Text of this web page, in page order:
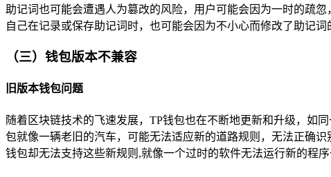
助记词也可能会遭遇人为篡改的风险，用户可能会因为一时的疏
自己在记录或保存助记词时，也可能会因为不小心而修改了助记
（三）钱包版本不兼容
旧版本钱包问题
随着区块链技术的飞速发展，TP钱包也在不断地更新和升级，如
包就像一辆老旧的汽车，可能无法适应新的道路规则，无法正确
钱包却无法支持这些新规则,就像一个过时的软件无法运行新的程序